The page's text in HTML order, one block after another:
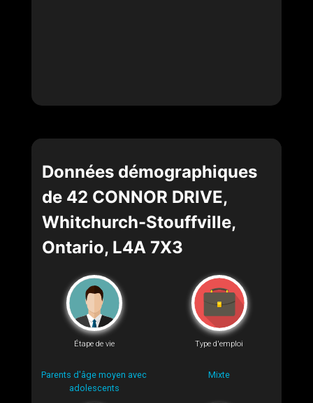
Données démographiques
de 42 CONNOR DRIVE,
Whitchurch-Stouffville,
Ontario, L4A 7X3
Étape de vie
Parents d'âge moyen avec
adolescents
Type d'emploi
Mixte